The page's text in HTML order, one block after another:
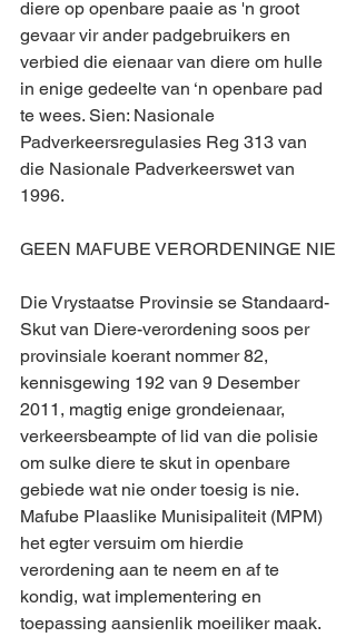
diere op openbare paaie as 'n groot
gevaar vir ander padgebruikers en
verbied die eienaar van diere om hulle
in enige gedeelte van ‘n openbare pad
te wees. Sien: Nasionale
Padverkeersregulasies Reg 313 van
die Nasionale Padverkeerswet van
1996.
GEEN MAFUBE VERORDENINGE NIE
Die Vrystaatse Provinsie se Standaard-
Skut van Diere-verordening soos per
provinsiale koerant nommer 82,
kennisgewing 192 van 9 Desember
2011, magtig enige grondeienaar,
verkeersbeampte of lid van die polisie
om sulke diere te skut in openbare
gebiede wat nie onder toesig is nie.
Mafube Plaaslike Munisipaliteit (MPM)
het egter versuim om hierdie
verordening aan te neem en af te
kondig, wat implementering en
toepassing aansienlik moeiliker maak.